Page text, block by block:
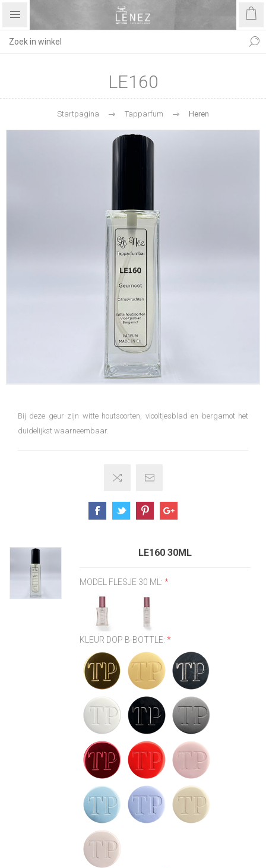
LE160
Startpagina Tapparfum Heren
Bij deze geur zijn witte houtsoorten, viooltjesblad en bergamot het
duidelijkst waarneembaar.
LE160 30ML
MODEL FLESJE 30 ML:*
KLEUR DOP B-BOTTLE:*